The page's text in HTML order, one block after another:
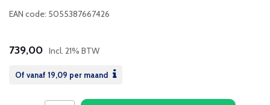
EAN code: 5055387667426
739,00 Incl. 21% BTW
Of vanaf 19,09 per maand